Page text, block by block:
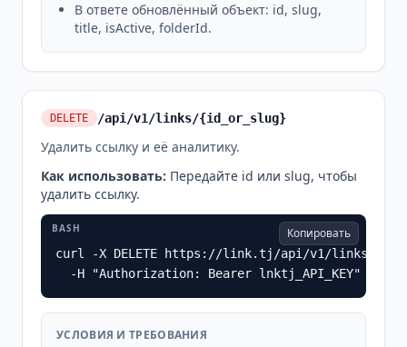
В ответе обновлённый объект: id, slug,
title, isActive, folderId.
DELETE /api/v1/links/{id_or_slug}
Удалить ссылку и её аналитику.
Как использовать: Передайте id или slug, чтобы
удалить ссылку.
BASH Копировать
curl -X DELETE https://link.tj/api/v1/links/
  -H "Authorization: Bearer lnktj_API_KEY"
УСЛОВИЯ И ТРЕБОВАНИЯ